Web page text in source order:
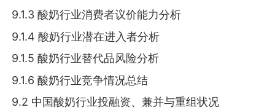
9.1.3 酸奶行业消费者议价能力分析
9.1.4 酸奶行业潜在进入者分析
9.1.5 酸奶行业替代品风险分析
9.1.6 酸奶行业竞争情况总结
9.2 中国酸奶行业投融资、兼并与重组状况